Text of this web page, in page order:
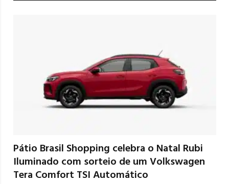
Pátio Brasil Shopping celebra o Natal Rubi
Iluminado com sorteio de um Volkswagen
Tera Comfort TSI Automático